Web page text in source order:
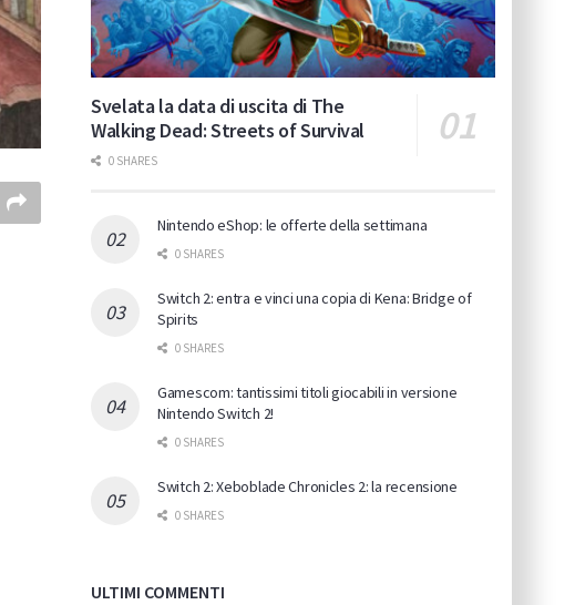
Svelata la data di uscita di The
Walking Dead: Streets of Survival
0 SHARES
Nintendo eShop: le offerte della settimana
0 SHARES
Switch 2: entra e vinci una copia di Kena: Bridge of
Spirits
0 SHARES
Gamescom: tantissimi titoli giocabili in versione
Nintendo Switch 2!
0 SHARES
Switch 2: Xeboblade Chronicles 2: la recensione
0 SHARES
ULTIMI COMMENTI